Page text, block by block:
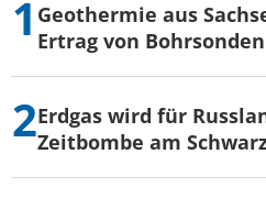
Geothermie aus
Ertrag von
Erdgas wird für
Zeitbombe am